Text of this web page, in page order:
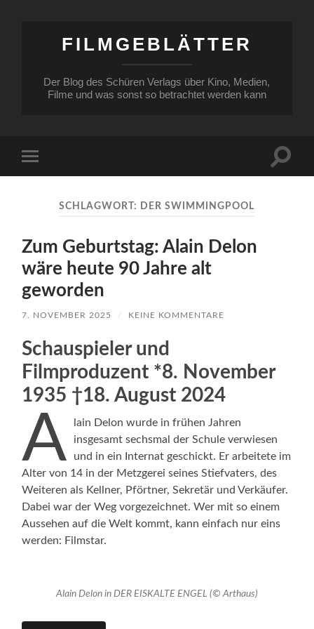
FILMGEBLÄTTER
Der Blog des Schüren Verlags über Kino, Medien,
Filme und was sonst so betrachtet werden kann
Menü
SCHLAGWORT: DER SWIMMINGPOOL
Zum Geburtstag: Alain Delon
wäre heute 90 Jahre alt
geworden
7. NOVEMBER 2025 / KEINE KOMMENTARE
Schauspieler und
Filmproduzent *8. November
1935 †18. August 2024
A
lain Delon wurde in frühen Jahren
insgesamt sechsmal der Schule verwiesen
und in ein Internat geschickt. Er arbeitete im
Alter von 14 in der Metzgerei seines Stiefvaters, des
Weiteren als Kellner, Pförtner, Sekretär und Verkäufer.
Dabei war der Weg vorgezeichnet. Wer mit so einem
Aussehen auf die Welt kommt, kann einfach nur eins
werden: Filmstar.
Alain Delon in DER EISKALTE ENGEL (© Arthaus)